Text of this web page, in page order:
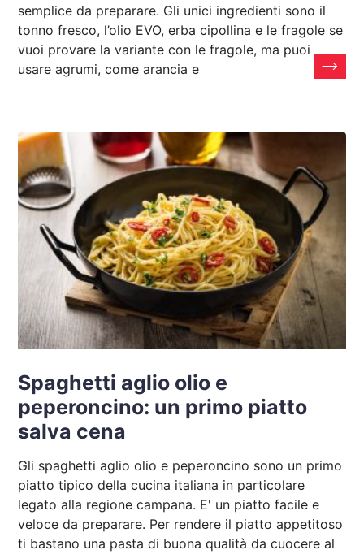
semplice da preparare. Gli unici ingredienti sono il
tonno fresco, l’olio EVO, erba cipollina e le fragole se
vuoi provare la variante con le fragole, ma puoi
usare agrumi, come arancia e
Spaghetti aglio olio e
peperoncino: un primo piatto
salva cena
Gli spaghetti aglio olio e peperoncino sono un primo
piatto tipico della cucina italiana in particolare
legato alla regione campana. E' un piatto facile e
veloce da preparare. Per rendere il piatto appetitoso
ti bastano una pasta di buona qualità da cuocere al